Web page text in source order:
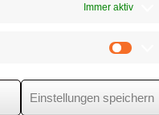
Immer aktiv
Einstellungen speichern